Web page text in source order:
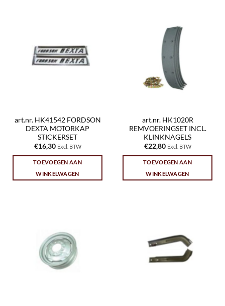
art.nr. HK41542 FORDSON
DEXTA MOTORKAP
STICKERSET
€16,30 Excl. BTW
TOEVOEGEN AAN
WINKELWAGEN
art.nr. HK1020R
REMVOERINGSET INCL.
KLINKNAGELS
€22,80 Excl. BTW
TOEVOEGEN AAN
WINKELWAGEN